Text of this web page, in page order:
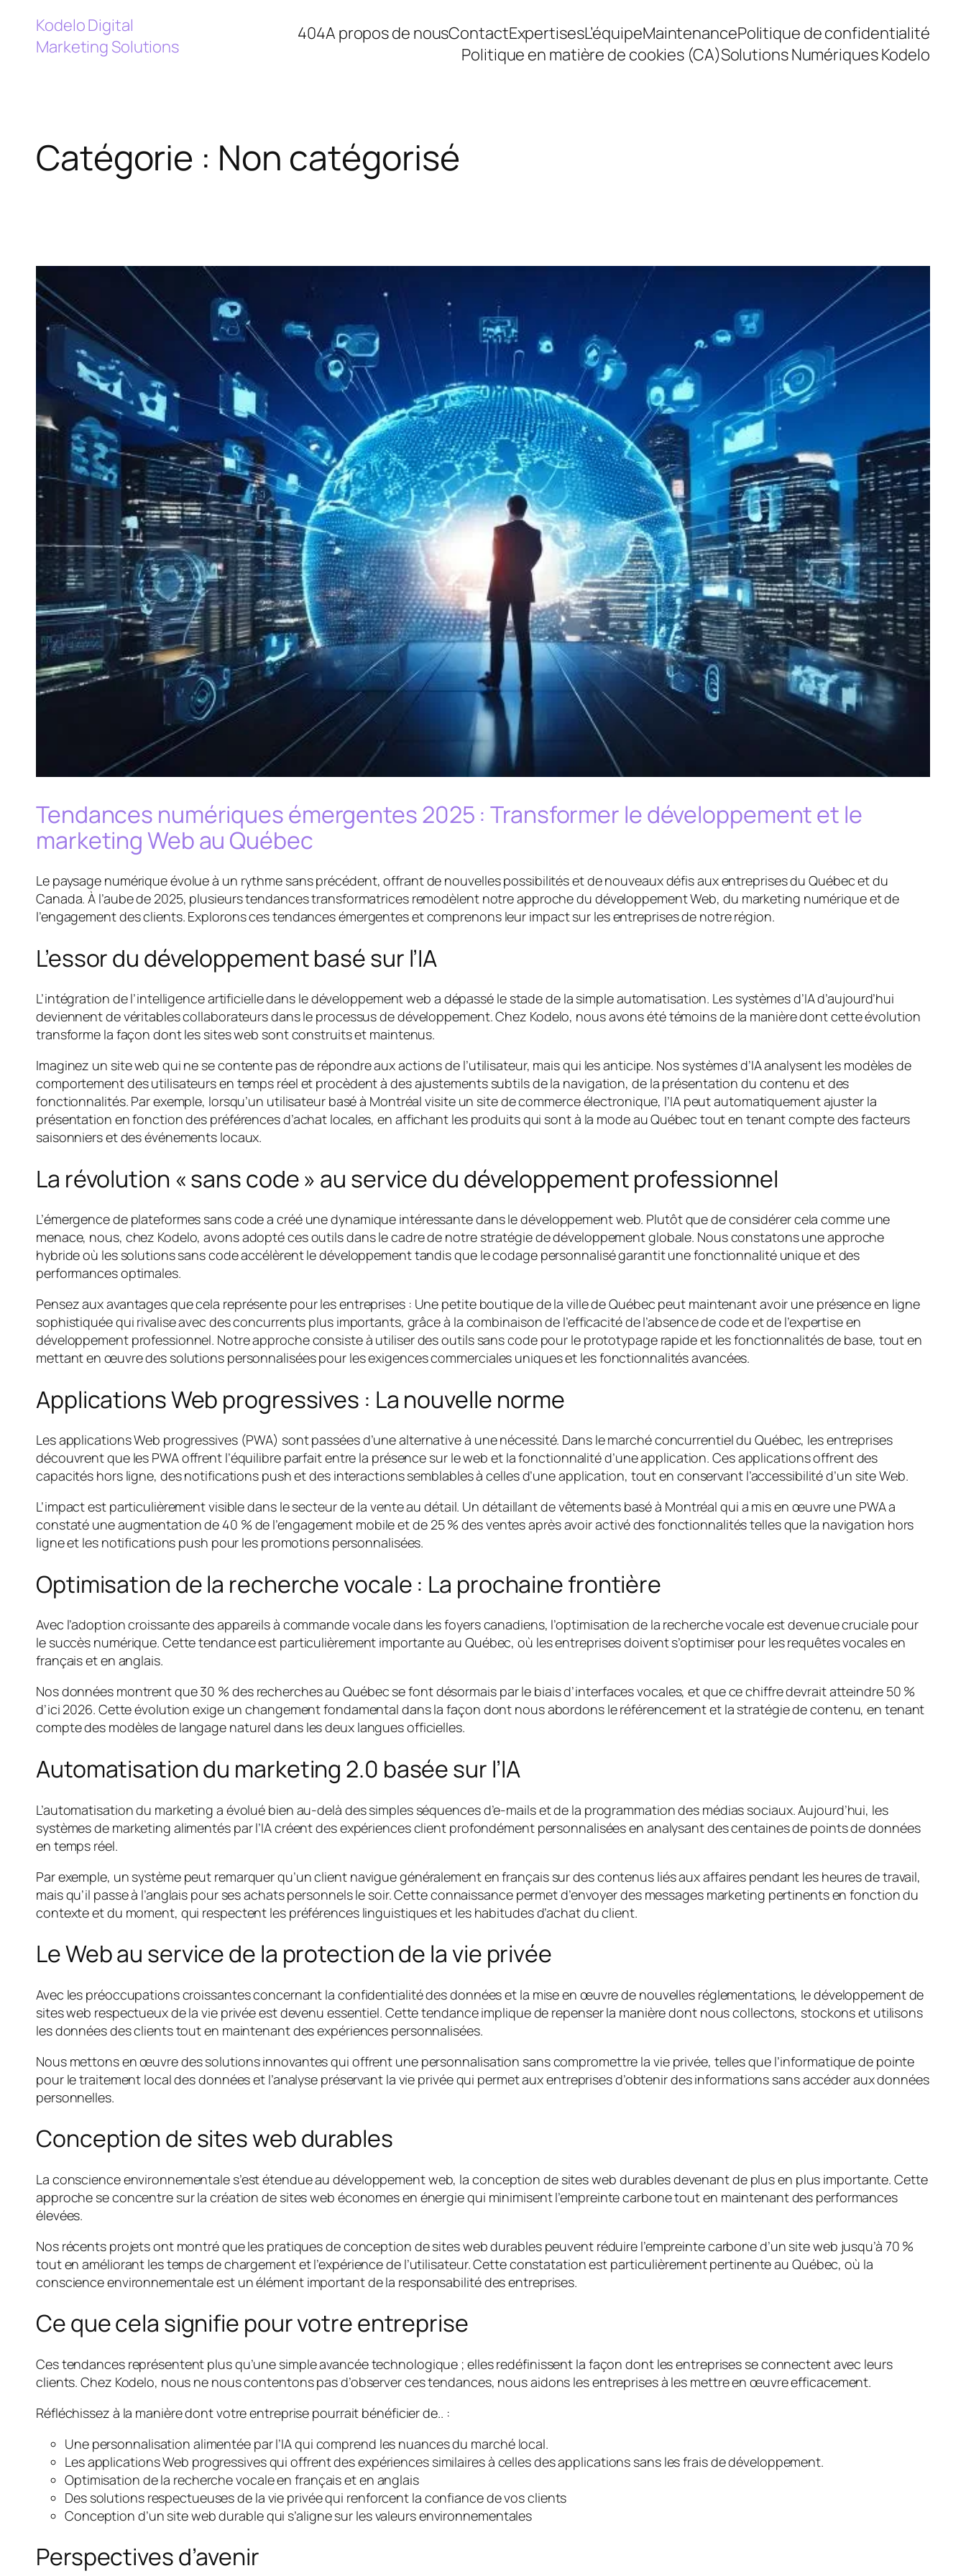
Kodelo Digital
Marketing Solutions
404A propos de nousContactExpertisesL’équipeMaintenancePolitique de confidentialité
Politique en matière de cookies (CA)Solutions Numériques Kodelo
Catégorie : Non catégorisé
Tendances numériques émergentes 2025 : Transformer le développement et le
marketing Web au Québec
Le paysage numérique évolue à un rythme sans précédent, offrant de nouvelles possibilités et de nouveaux défis aux entreprises du Québec et du
Canada. À l’aube de 2025, plusieurs tendances transformatrices remodèlent notre approche du développement Web, du marketing numérique et de
l’engagement des clients. Explorons ces tendances émergentes et comprenons leur impact sur les entreprises de notre région.
L’essor du développement basé sur l’IA
L’intégration de l’intelligence artificielle dans le développement web a dépassé le stade de la simple automatisation. Les systèmes d’IA d’aujourd’hui
deviennent de véritables collaborateurs dans le processus de développement. Chez Kodelo, nous avons été témoins de la manière dont cette évolution
transforme la façon dont les sites web sont construits et maintenus.
Imaginez un site web qui ne se contente pas de répondre aux actions de l’utilisateur, mais qui les anticipe. Nos systèmes d’IA analysent les modèles de
comportement des utilisateurs en temps réel et procèdent à des ajustements subtils de la navigation, de la présentation du contenu et des
fonctionnalités. Par exemple, lorsqu’un utilisateur basé à Montréal visite un site de commerce électronique, l’IA peut automatiquement ajuster la
présentation en fonction des préférences d’achat locales, en affichant les produits qui sont à la mode au Québec tout en tenant compte des facteurs
saisonniers et des événements locaux.
La révolution « sans code » au service du développement professionnel
L’émergence de plateformes sans code a créé une dynamique intéressante dans le développement web. Plutôt que de considérer cela comme une
menace, nous, chez Kodelo, avons adopté ces outils dans le cadre de notre stratégie de développement globale. Nous constatons une approche
hybride où les solutions sans code accélèrent le développement tandis que le codage personnalisé garantit une fonctionnalité unique et des
performances optimales.
Pensez aux avantages que cela représente pour les entreprises : Une petite boutique de la ville de Québec peut maintenant avoir une présence en ligne
sophistiquée qui rivalise avec des concurrents plus importants, grâce à la combinaison de l’efficacité de l’absence de code et de l’expertise en
développement professionnel. Notre approche consiste à utiliser des outils sans code pour le prototypage rapide et les fonctionnalités de base, tout en
mettant en œuvre des solutions personnalisées pour les exigences commerciales uniques et les fonctionnalités avancées.
Applications Web progressives : La nouvelle norme
Les applications Web progressives (PWA) sont passées d’une alternative à une nécessité. Dans le marché concurrentiel du Québec, les entreprises
découvrent que les PWA offrent l’équilibre parfait entre la présence sur le web et la fonctionnalité d’une application. Ces applications offrent des
capacités hors ligne, des notifications push et des interactions semblables à celles d’une application, tout en conservant l’accessibilité d’un site Web.
L’impact est particulièrement visible dans le secteur de la vente au détail. Un détaillant de vêtements basé à Montréal qui a mis en œuvre une PWA a
constaté une augmentation de 40 % de l’engagement mobile et de 25 % des ventes après avoir activé des fonctionnalités telles que la navigation hors
ligne et les notifications push pour les promotions personnalisées.
Optimisation de la recherche vocale : La prochaine frontière
Avec l’adoption croissante des appareils à commande vocale dans les foyers canadiens, l’optimisation de la recherche vocale est devenue cruciale pour
le succès numérique. Cette tendance est particulièrement importante au Québec, où les entreprises doivent s’optimiser pour les requêtes vocales en
français et en anglais.
Nos données montrent que 30 % des recherches au Québec se font désormais par le biais d’interfaces vocales, et que ce chiffre devrait atteindre 50 %
d’ici 2026. Cette évolution exige un changement fondamental dans la façon dont nous abordons le référencement et la stratégie de contenu, en tenant
compte des modèles de langage naturel dans les deux langues officielles.
Automatisation du marketing 2.0 basée sur l’IA
L’automatisation du marketing a évolué bien au-delà des simples séquences d’e-mails et de la programmation des médias sociaux. Aujourd’hui, les
systèmes de marketing alimentés par l’IA créent des expériences client profondément personnalisées en analysant des centaines de points de données
en temps réel.
Par exemple, un système peut remarquer qu’un client navigue généralement en français sur des contenus liés aux affaires pendant les heures de travail,
mais qu’il passe à l’anglais pour ses achats personnels le soir. Cette connaissance permet d’envoyer des messages marketing pertinents en fonction du
contexte et du moment, qui respectent les préférences linguistiques et les habitudes d’achat du client.
Le Web au service de la protection de la vie privée
Avec les préoccupations croissantes concernant la confidentialité des données et la mise en œuvre de nouvelles réglementations, le développement de
sites web respectueux de la vie privée est devenu essentiel. Cette tendance implique de repenser la manière dont nous collectons, stockons et utilisons
les données des clients tout en maintenant des expériences personnalisées.
Nous mettons en œuvre des solutions innovantes qui offrent une personnalisation sans compromettre la vie privée, telles que l’informatique de pointe
pour le traitement local des données et l’analyse préservant la vie privée qui permet aux entreprises d’obtenir des informations sans accéder aux données
personnelles.
Conception de sites web durables
La conscience environnementale s’est étendue au développement web, la conception de sites web durables devenant de plus en plus importante. Cette
approche se concentre sur la création de sites web économes en énergie qui minimisent l’empreinte carbone tout en maintenant des performances
élevées.
Nos récents projets ont montré que les pratiques de conception de sites web durables peuvent réduire l’empreinte carbone d’un site web jusqu’à 70 %
tout en améliorant les temps de chargement et l’expérience de l’utilisateur. Cette constatation est particulièrement pertinente au Québec, où la
conscience environnementale est un élément important de la responsabilité des entreprises.
Ce que cela signifie pour votre entreprise
Ces tendances représentent plus qu’une simple avancée technologique ; elles redéfinissent la façon dont les entreprises se connectent avec leurs
clients. Chez Kodelo, nous ne nous contentons pas d’observer ces tendances, nous aidons les entreprises à les mettre en œuvre efficacement.
Réfléchissez à la manière dont votre entreprise pourrait bénéficier de.. :
Une personnalisation alimentée par l’IA qui comprend les nuances du marché local.
Les applications Web progressives qui offrent des expériences similaires à celles des applications sans les frais de développement.
Optimisation de la recherche vocale en français et en anglais
Des solutions respectueuses de la vie privée qui renforcent la confiance de vos clients
Conception d’un site web durable qui s’aligne sur les valeurs environnementales
Perspectives d’avenir